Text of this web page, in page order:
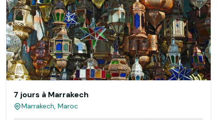
7 jours à Marrakech
Marrakech, Maroc